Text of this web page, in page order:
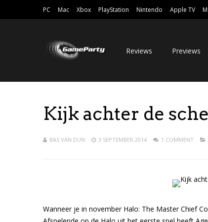
PC Mac Xbox PlayStation Nintendo Apple TV
Reviews Previews
Kijk achter de
BAS VAN DUN 3 SEPTEMBER 2014 1 COMMENT
Wanneer je in november Halo: The Master Chief